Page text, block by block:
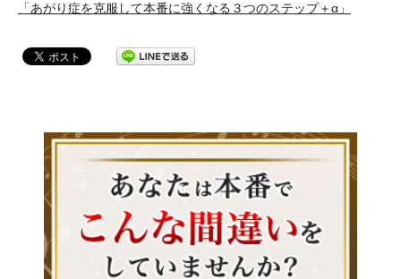
「あがり症を克服して本番に強くなる３つのステップ＋α」